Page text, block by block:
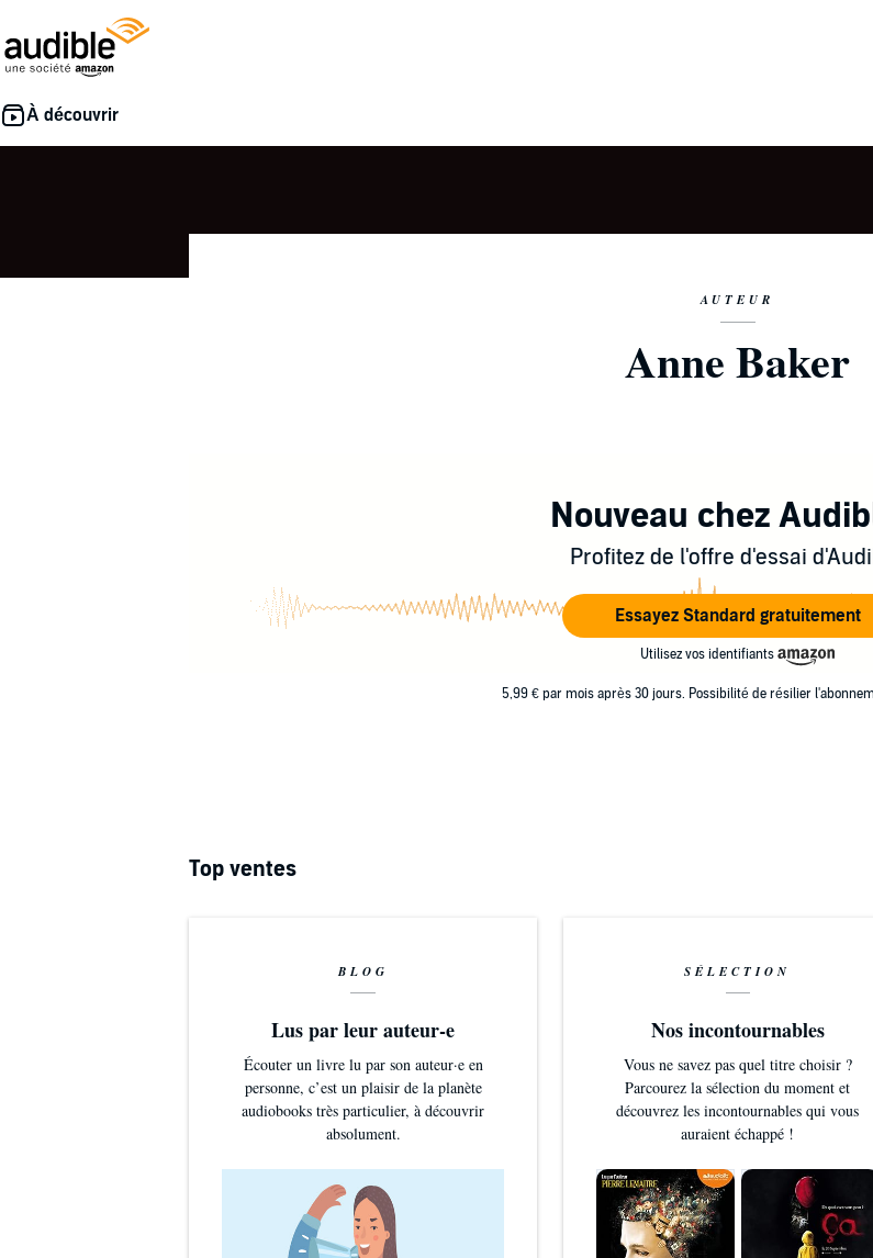
AUTEUR
Anne Baker
Nouveau chez
Profitez de l'offre d'essai
Essayez Standard gratuitement
Utilisez vos identifiants
5,99 € par mois après 30 jours. Possibilité de résilier
Top ventes
BLOG
Lus par leur auteur-e
Écouter un livre lu par son auteur·e en
personne, c’est un plaisir de la planète
audiobooks très particulier, à découvrir
absolument.
SÉLECTION
Nos incontournables
Vous ne savez pas quel titre choisir ?
Parcourez la sélection du moment et
découvrez les incontournables qui vous
auraient échappé !